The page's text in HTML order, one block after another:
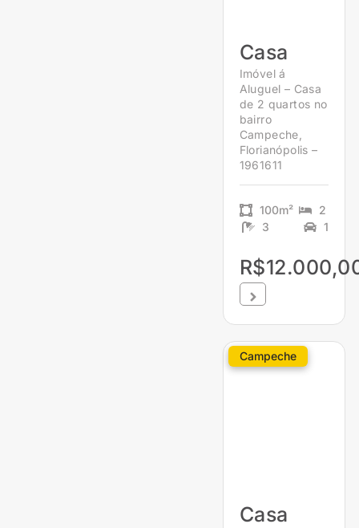
Casa
Imóvel á
Aluguel – Casa
de 2 quartos no
bairro
Campeche,
Florianópolis –
1961611
100m²
2
3
1
Campeche
Casa